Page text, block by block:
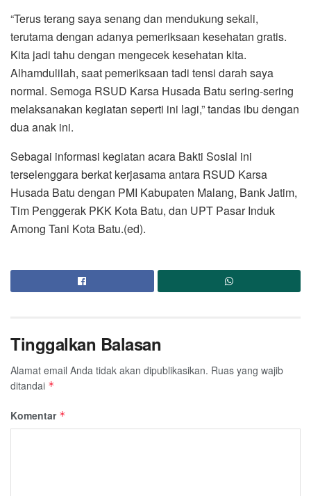
“Terus terang saya senang dan mendukung sekali,
terutama dengan adanya pemeriksaan kesehatan gratis.
Kita jadi tahu dengan mengecek kesehatan kita.
Alhamdulilah, saat pemeriksaan tadi tensi darah saya
normal. Semoga RSUD Karsa Husada Batu sering-sering
melaksanakan kegiatan seperti ini lagi,” tandas ibu dengan
dua anak ini.
Sebagai informasi kegiatan acara Bakti Sosial ini
terselenggara berkat kerjasama antara RSUD Karsa
Husada Batu dengan PMI Kabupaten Malang, Bank Jatim,
Tim Penggerak PKK Kota Batu, dan UPT Pasar Induk
Among Tani Kota Batu.(ed).
Tinggalkan Balasan
Alamat email Anda tidak akan dipublikasikan. Ruas yang wajib
ditandai *
Komentar *